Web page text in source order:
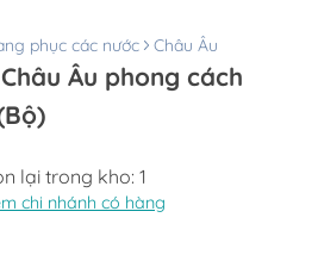
phục các nước Châu Âu
Âu phong cách
lại trong kho: 1
chi nhánh có hàng